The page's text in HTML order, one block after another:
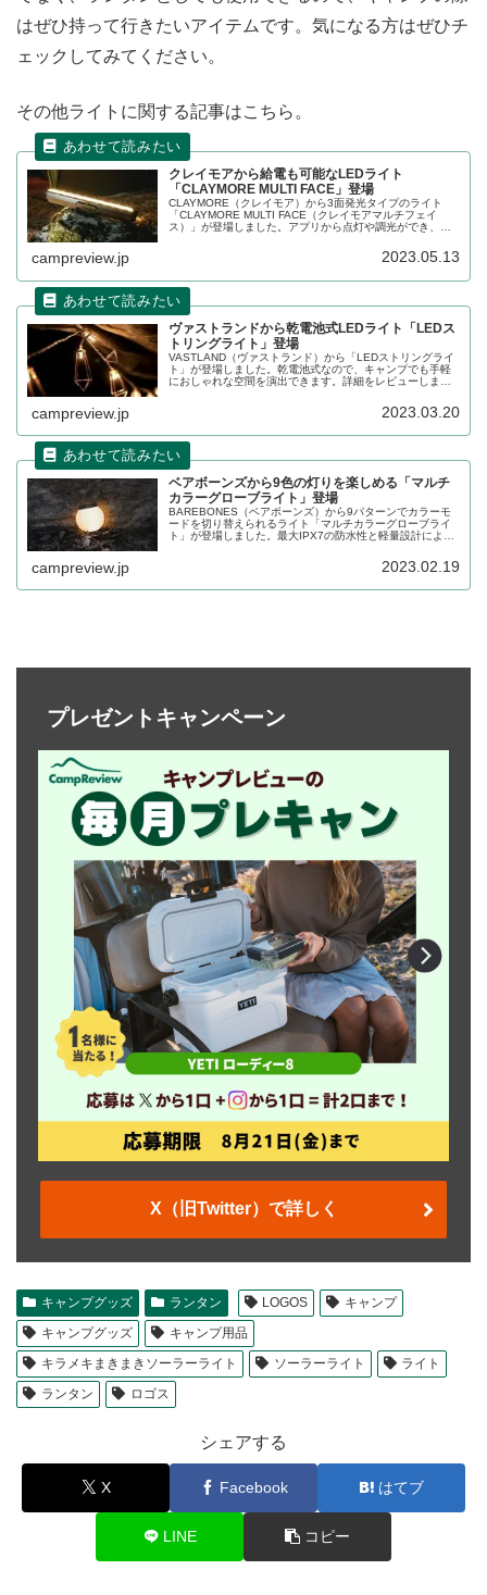
はぜひ持って行きたいアイテムです。気になる方はぜひチ
ェックしてみてください。
その他ライトに関する記事はこちら。
クレイモアから給電も可能なLEDライト
「CLAYMORE MULTI FACE」登場
CLAYMORE（クレイモア）から3面発光タイプのライト
「CLAYMORE MULTI FACE（クレイモアマルチフェイ
ス）」が登場しました。アプリから点灯や調光ができ、ス
campreview.jp 2023.05.13
ヴァストランドから乾電池式LEDライト「LEDス
トリングライト」登場
VASTLAND（ヴァストランド）から「LEDストリングライ
ト」が登場しました。乾電池式なので、キャンプでも手軽
におしゃれな空間を演出できます。詳細をレビューしま
campreview.jp 2023.03.20
ベアボーンズから9色の灯りを楽しめる「マルチ
カラーグローブライト」登場
BAREBONES（ベアボーンズ）から9パターンでカラーモ
ードを切り替えられるライト「マルチカラーグローブライ
ト」が登場しました。最大IPX7の防水性と軽量設計によ
campreview.jp 2023.02.19
プレゼントキャンペーン
X（旧Twitter）で詳しく
キャンプグッズ ランタン LOGOS
キャンプ
キャンプグッズ
キャンプ用品
キラメキまきまきソーラーライト
ソーラーライト
ライト
ランタン
ロゴス
シェアする
X Facebook はてブ
LINE コピー